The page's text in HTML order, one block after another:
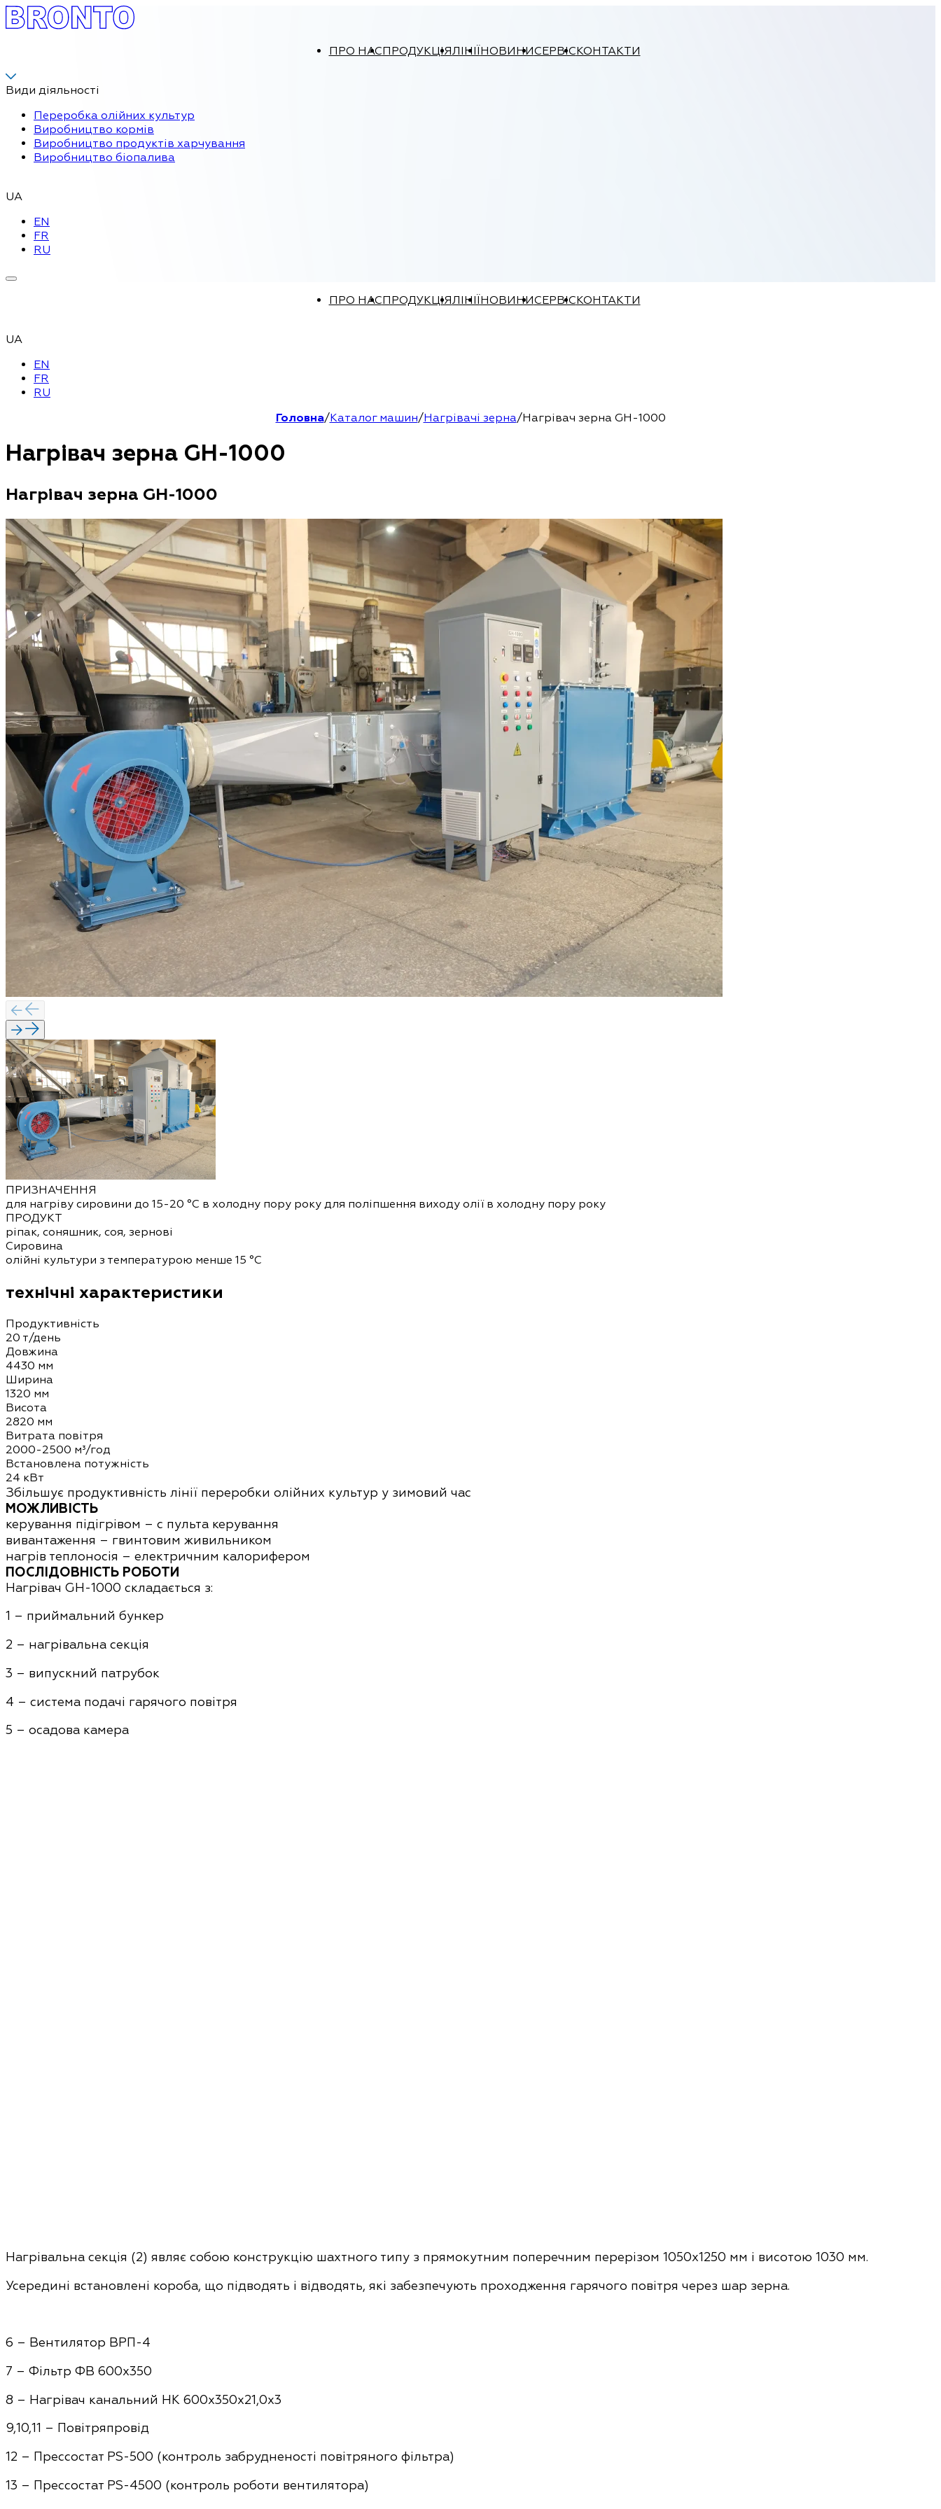
ПРО НАСПРОДУКЦІЯЛІНІЇНОВИНИСЕРВІСКОНТАКТИ
Види діяльності
Переробка олійних культур
Виробництво кормів
Виробництво продуктів харчування
Виробництво біопалива
UA
EN
FR
RU
ПРО НАСПРОДУКЦІЯЛІНІЇНОВИНИСЕРВІСКОНТАКТИ
UA
EN
FR
RU
Головна/Каталог машин/Нагрівачі зерна/Нагрівач зерна GH-1000
Нагрівач зерна GH-1000
Нагрівач зерна GH-1000
ПРИЗНАЧЕННЯ
для нагріву сировини до 15-20 °С в холодну пору року для поліпшення виходу олії в холодну пору року
ПРОДУКТ
ріпак, соняшник, соя, зернові
Сировина
олійні культури з температурою менше 15 °С
технічні характеристики
Продуктивність
20 т/день
Довжина
4430 мм
Ширина
1320 мм
Висота
2820 мм
Витрата повітря
2000-2500 м³/год
Встановлена потужність
24 кВт
Збільшує продуктивність лінії переробки олійних культур у зимовий час
МОЖЛИВІСТЬ
керування підігрівом – c пульта керування
вивантаження – гвинтовим живильником
нагрів теплоносія – електричним калорифером
ПОСЛІДОВНІСТЬ РОБОТИ
Нагрівач GH-1000 складається з:
1 – приймальний бункер
2 – нагрівальна секція
3 – випускний патрубок
4 – система подачі гарячого повітря
5 – осадова камера
Нагрівальна секція (2) являє собою конструкцію шахтного типу з прямокутним поперечним перерізом 1050х1250 мм і висотою 1030 мм.
Усередині встановлені короба, що підводять і відводять, які забезпечують проходження гарячого повітря через шар зерна.
6 – Вентилятор ВРП-4
7 – Фільтр ФВ 600х350
8 – Нагрівач канальний НК 600х350х21,0х3
9,10,11 – Повітряпровід
12 – Прессостат PS-500 (контроль забрудненості повітряного фільтра)
13 – Прессостат PS-4500 (контроль роботи вентилятора)